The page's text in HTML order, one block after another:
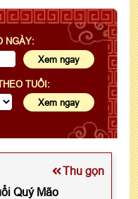
NGÀY:
TUỔI:
Thu gọn
Quý Mão